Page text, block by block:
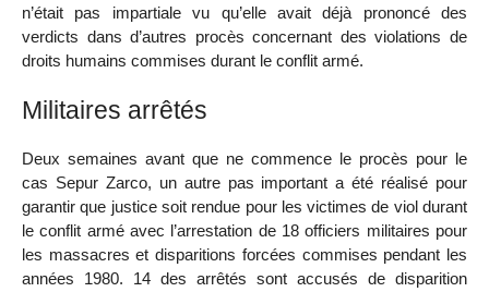
n’était pas impartiale vu qu’elle avait déjà prononcé des
verdicts dans d’autres procès concernant des violations de
droits humains commises durant le conflit armé.
Militaires arrêtés
Deux semaines avant que ne commence le procès pour le
cas Sepur Zarco, un autre pas important a été réalisé pour
garantir que justice soit rendue pour les victimes de viol durant
le conflit armé avec l’arrestation de 18 officiers militaires pour
les massacres et disparitions forcées commises pendant les
années 1980. 14 des arrêtés sont accusés de disparition